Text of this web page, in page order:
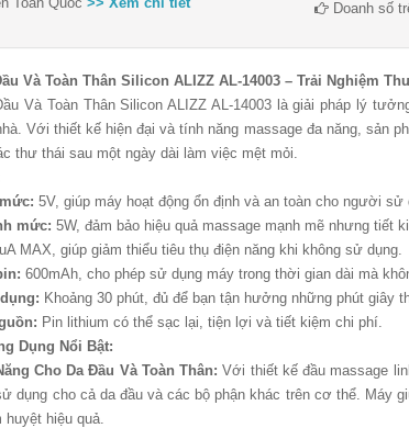
Doanh số
Và Toàn Thân Silicon ALIZZ AL-14003 – Trải Nghiệm
Và Toàn Thân Silicon ALIZZ AL-14003 là giải pháp lý
Với thiết kế hiện đại và tính năng massage đa năng, sản
thư thái sau một ngày dài làm việc mệt mỏi.
5V, giúp máy hoạt động ổn định và an toàn cho người sử
mức: 5W, đảm bảo hiệu quả massage mạnh mẽ nhưng tiết
MAX, giúp giảm thiểu tiêu thụ điện năng khi không sử dụng.
600mAh, cho phép sử dụng máy trong thời gian dài mà
Khoảng 30 phút, đủ để bạn tận hưởng những phút giây
Pin lithium có thể sạc lại, tiện lợi và tiết kiệm chi phí.
Dụng Nổi Bật:
Cho Da Đầu Và Toàn Thân: Với thiết kế đầu massage
dụng cho cả da đầu và các bộ phận khác trên cơ thể. Máy
hiệu quả.